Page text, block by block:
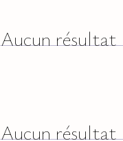
Aucun résultat
Aucun résultat